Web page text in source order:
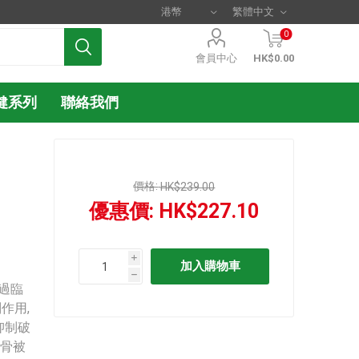
會員中心
0
HK$0.00
系列 聯絡我們
臨
用,
制破
被
價格:HK$239.00
優惠價: HK$227.10
i
h